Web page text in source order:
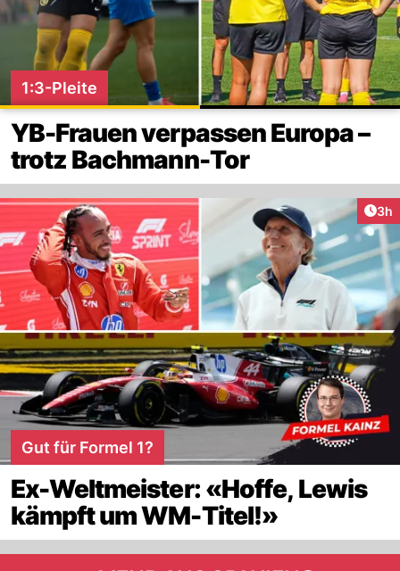
1:3-Pleite
YB-Frauen verpassen Europa –
trotz Bachmann-Tor
3h
Gut für Formel 1?
Ex-Weltmeister: «Hoffe, Lewis
kämpft um WM-Titel!»